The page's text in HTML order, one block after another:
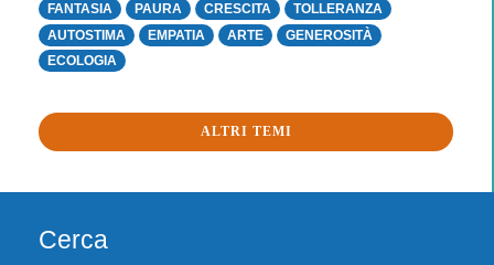
FANTASIA
PAURA CRESCITA
TOLLERANZA
AUTOSTIMA
EMPATIA ARTE
GENEROSITÀ
ECOLOGIA
ALTRI TEMI
Cerca